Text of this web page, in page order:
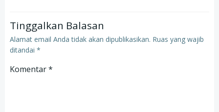
Tinggalkan Balasan
Alamat email Anda tidak akan dipublikasikan. Ruas yang wajib
ditandai *
Komentar*